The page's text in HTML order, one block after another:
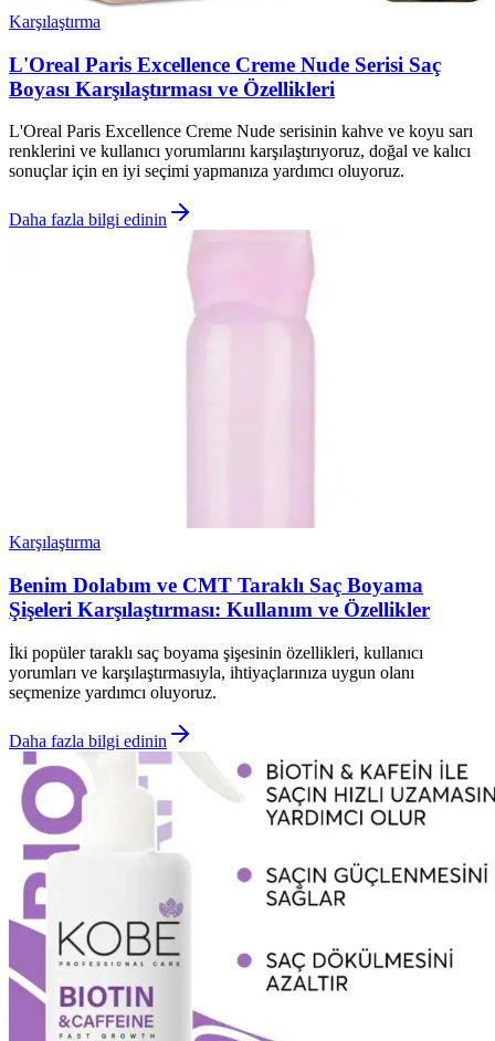
Karşılaştırma
L'Oreal Paris Excellence Creme Nude Serisi Saç
Boyası Karşılaştırması ve Özellikleri
L'Oreal Paris Excellence Creme Nude serisinin kahve ve koyu sarı
renklerini ve kullanıcı yorumlarını karşılaştırıyoruz, doğal ve kalıcı
sonuçlar için en iyi seçimi yapmanıza yardımcı oluyoruz.
Daha fazla bilgi edinin
Karşılaştırma
Benim Dolabım ve CMT Taraklı Saç Boyama
Şişeleri Karşılaştırması: Kullanım ve Özellikler
İki popüler taraklı saç boyama şişesinin özellikleri, kullanıcı
yorumları ve karşılaştırmasıyla, ihtiyaçlarınıza uygun olanı
seçmenize yardımcı oluyoruz.
Daha fazla bilgi edinin